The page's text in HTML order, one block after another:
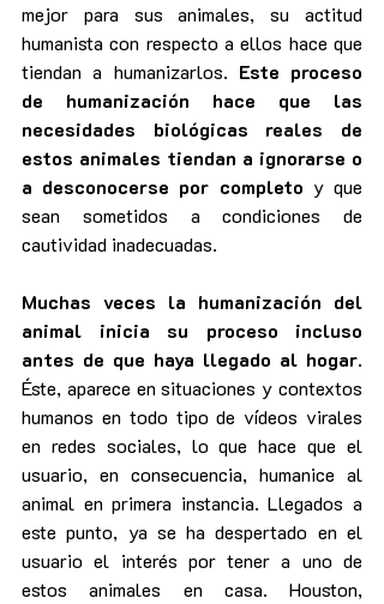
mejor para sus animales, su actitud
humanista con respecto a ellos hace que
tiendan a humanizarlos. Este proceso
de humanización hace que las
necesidades biológicas reales de
estos animales tiendan a ignorarse o
a desconocerse por completo y que
sean sometidos a condiciones de
cautividad inadecuadas.
Muchas veces la humanización del
animal inicia su proceso incluso
antes de que haya llegado al hogar.
Éste, aparece en situaciones y contextos
humanos en todo tipo de vídeos virales
en redes sociales, lo que hace que el
usuario, en consecuencia, humanice al
animal en primera instancia. Llegados a
este punto, ya se ha despertado en el
usuario el interés por tener a uno de
estos animales en casa. Houston,